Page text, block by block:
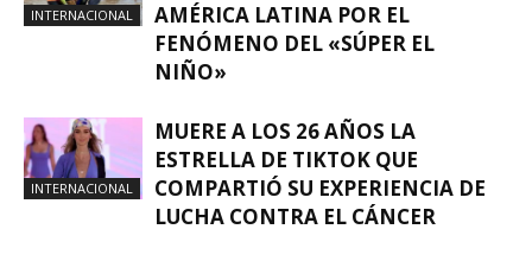
INTERNACIONAL
AMÉRICA LATINA POR EL
FENÓMENO DEL «SÚPER EL
NIÑO»
INTERNACIONAL
MUERE A LOS 26 AÑOS LA
ESTRELLA DE TIKTOK QUE
COMPARTIÓ SU EXPERIENCIA DE
LUCHA CONTRA EL CÁNCER